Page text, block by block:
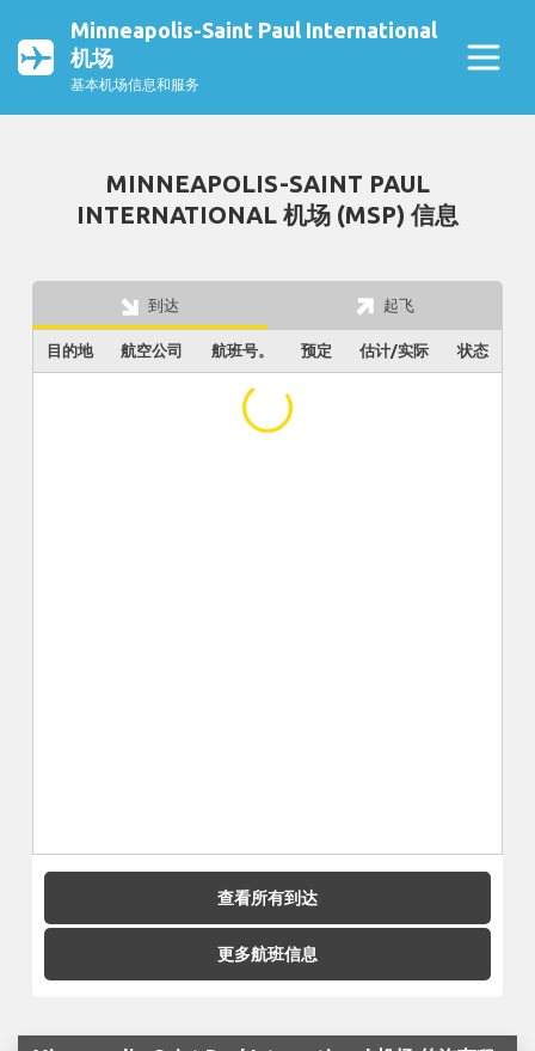
Minneapolis-Saint Paul International
机场
基本机场信息和服务
MINNEAPOLIS-SAINT PAUL
INTERNATIONAL 机场 (MSP) 信息
到达 起飞
目的地 航空公司 航班号。 预定 估计/实际 状态
查看所有到达
更多航班信息